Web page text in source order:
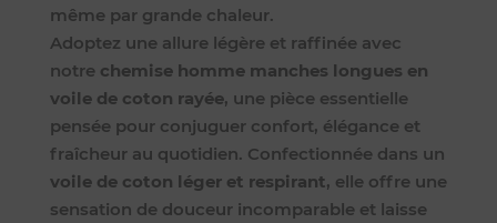
même par grande chaleur.
Adoptez une allure légère et raffinée avec
notre chemise homme manches longues en
voile de coton rayée, une pièce essentielle
pensée pour conjuguer confort, élégance et
fraîcheur au quotidien. Confectionnée dans un
voile de coton léger et respirant, elle offre une
sensation de douceur incomparable et laisse